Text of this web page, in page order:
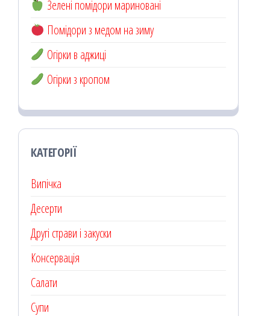
Зелені помідори мариновані
Помідори з медом на зиму
Огірки в аджиці
Огірки з кропом
КАТЕГОРІЇ
Випічка
Десерти
Другі страви і закуски
Консервація
Салати
Супи